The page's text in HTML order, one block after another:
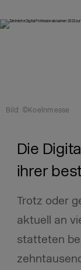
Bild: ©Koelnmesse
Die
ihrer
Trotz oder
aktuell an
statteten